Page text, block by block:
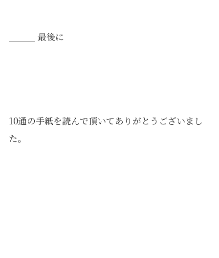
＿＿＿ 最後に
10通の手紙を読んで頂いてありがとうございまし
た。